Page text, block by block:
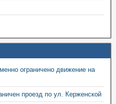
ограничено движение на
проезд по ул. Керженской